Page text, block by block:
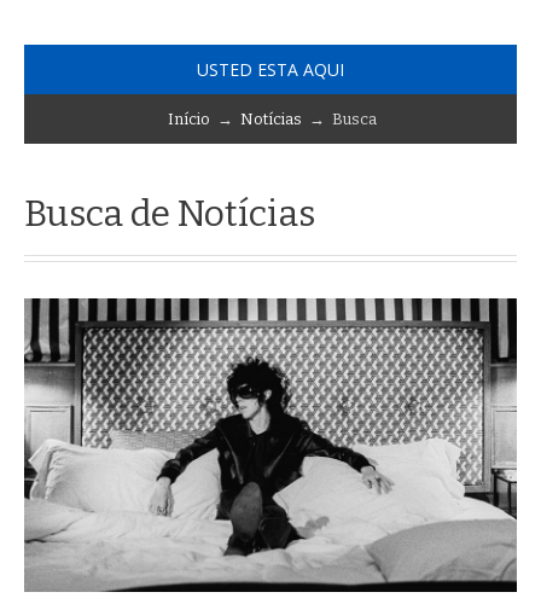
USTED ESTA AQUI
Início → Notícias → Busca
Busca de Notícias